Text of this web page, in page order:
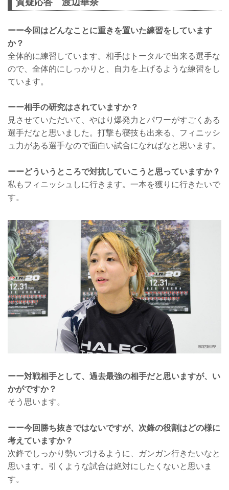
質疑応答 渡辺華奈
ーー今回はどんなことに重きを置いた練習をしています
か？
全体的に練習しています。相手はトータルで出来る選手な
ので、全体的にしっかりと、自力を上げるような練習をし
ています。
ーー相手の研究はされていますか？
見させていただいて、やはり爆発力とパワーがすごくある
選手だなと思いました。打撃も寝技も出来る、フィニッシ
ュ力がある選手なので面白い試合になればなと思います。
ーーどういうところで対抗していこうと思っていますか？
私もフィニッシュしに行きます。一本を獲りに行きたいで
す。
ーー対戦相手として、過去最強の相手だと思いますが、い
かがですか？
そう思います。
ーー今回勝ち抜きではないですが、次鋒の役割はどの様に
考えていますか？
次鋒でしっかり勢いづけるように、ガンガン行きたいなと
思います。引くような試合は絶対にしたくないと思いま
す。